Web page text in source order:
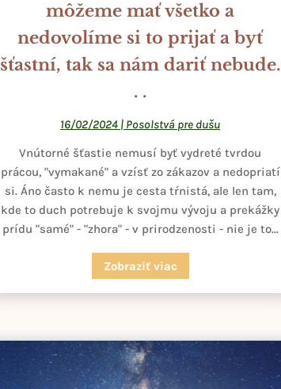
môžeme mať všetko a
nedovolíme si to prijať a byť
šťastní, tak sa nám dariť nebude.
. .
16/02/2024 | Posolstvá pre dušu
Vnútorné šťastie nemusí byť vydreté tvrdou
prácou, "vymakané" a vzísť zo zákazov a nedopriatí
si. Áno často k nemu je cesta tŕnistá, ale len tam,
kde to duch potrebuje k svojmu vývoju a prekážky
prídu "samé" - "zhora" - v prirodzenosti - nie je to...
Zobraziť viac